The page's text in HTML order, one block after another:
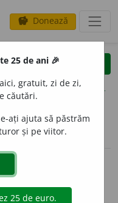
savings Donează
clear
opțiuni
25 de ani 🎉
gratuit, zi de zi,
căutări.
ați ajuta să păstrăm
și pe viitor.